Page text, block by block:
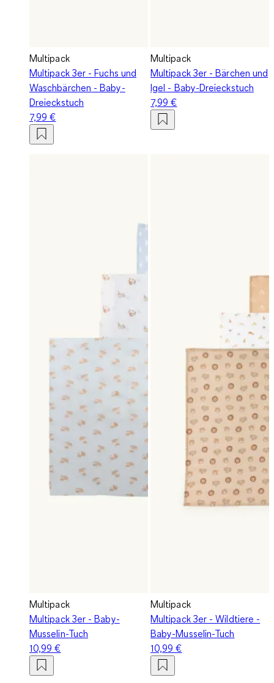
Multipack
Multipack 3er - Fuchs und
Waschbärchen - Baby-
Dreieckstuch
7,99 €
Multipack
Multipack 3er - Bärchen und
Igel - Baby-Dreieckstuch
7,99 €
Multipack
Multipack 3er - Baby-
Musselin-Tuch
10,99 €
Multipack
Multipack 3er - Wildtiere -
Baby-Musselin-Tuch
10,99 €